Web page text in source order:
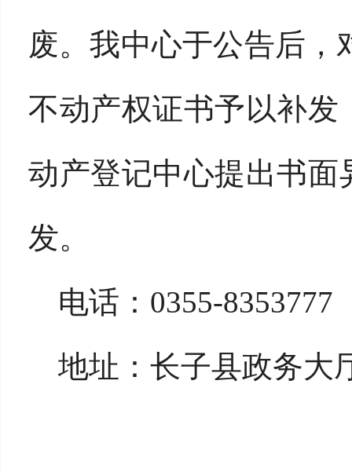
废。我中心于公告后，
不动产权证书予以补
动产登记中心提出书
发。
电话： 0355-8353777
地址：长子县政务大